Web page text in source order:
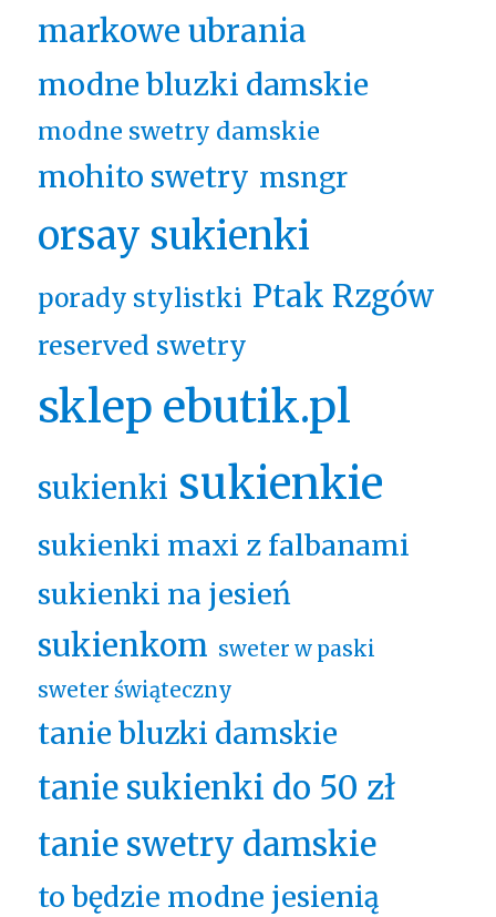
markowe ubrania
modne bluzki damskie
modne swetry damskie
mohito swetry msngr
orsay sukienki
porady stylistki Ptak Rzgów
reserved swetry
sklep ebutik.pl
sukienki sukienkie
sukienki maxi z falbanami
sukienki na jesień
sukienkom sweter w paski
sweter świąteczny
tanie bluzki damskie
tanie sukienki do 50 zł
tanie swetry damskie
to będzie modne jesienią